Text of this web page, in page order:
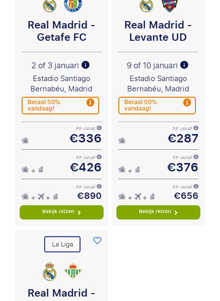
Real Madrid -
Getafe FC
2 of 3 januari
Estadio Santiago
Bernabéu, Madrid
Betaal 50%
vandaag!
P.P. VANAF
€336
P.P. VANAF
€426
P.P. VANAF
€890
Bekijk reizen
Real Madrid -
Levante UD
9 of 10 januari
Estadio Santiago
Bernabéu, Madrid
Betaal 50%
vandaag!
P.P. VANAF
€287
P.P. VANAF
€376
P.P. VANAF
€656
Bekijk reizen
La Liga
Real Madrid -